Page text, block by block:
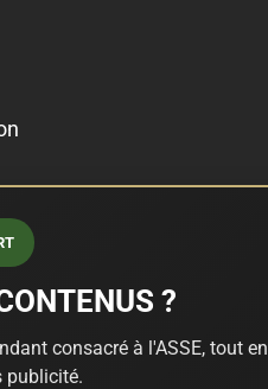
?
consacré à l'ASSE, tout en
publicité.